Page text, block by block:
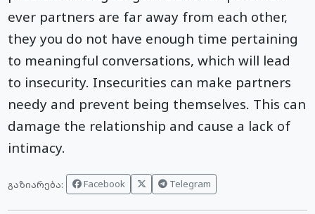
ever partners are far away from each other,
they you do not have enough time pertaining
to meaningful conversations, which will lead
to insecurity. Insecurities can make partners
needy and prevent being themselves. This can
damage the relationship and cause a lack of
intimacy.
გაზიარება: Facebook Telegram